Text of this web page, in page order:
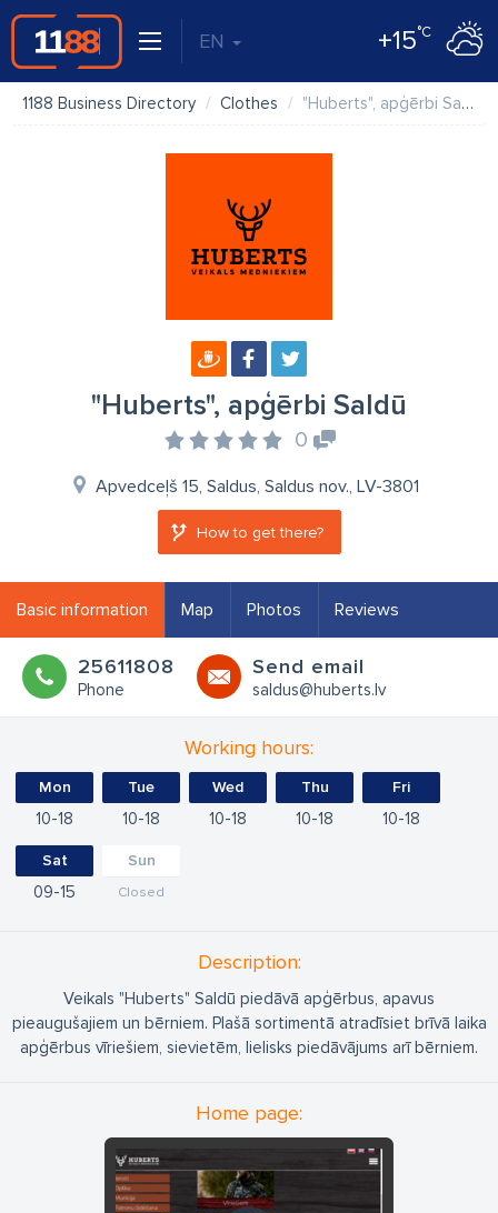
EN +15°C
1188 Business Directory Clothes "Huberts", apģērbi Saldū
"Huberts", apģērbi Saldū
0
Apvedceļš 15, Saldus, Saldus nov., LV-3801
How to get there?
Basic information Map Photos Reviews
25611808
Phone
Send email
saldus@huberts.lv
Working hours:
Mon
10 18
Tue
10 18
Wed
10 18
Thu
10 18
Fri
10 18
Sat
09 15
Sun
Closed
Description:
Veikals "Huberts" Saldū piedāvā apģērbus, apavus
pieaugušajiem un bērniem. Plašā sortimentā atradīsiet brīvā laika
apģērbus vīriešiem, sievietēm, lielisks piedāvājums arī bērniem.
Home page: